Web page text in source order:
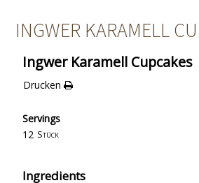
INGWER KARAMELL
Ingwer Karamell Cupcakes
Drucken
Servings
12 Stück
Ingredients